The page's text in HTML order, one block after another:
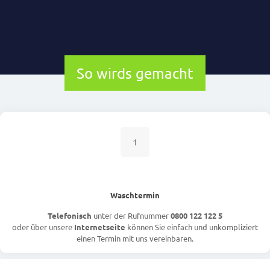
So wirds gemacht
1
Waschtermin
Telefonisch unter der Rufnummer0800 122 122 5
oder über unsere Internetseite können Sie einfach und unkompliziert
einen Termin mit uns vereinbaren.